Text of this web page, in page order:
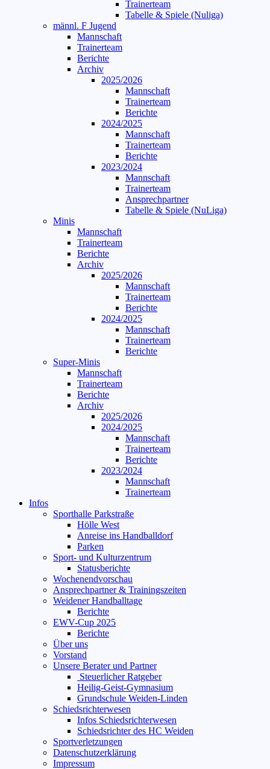
Trainerteam
Tabelle & Spiele (Nuliga)
männl. F Jugend
Mannschaft
Trainerteam
Berichte
Archiv
2025/2026
Mannschaft
Trainerteam
Berichte
2024/2025
Mannschaft
Trainerteam
Berichte
2023/2024
Mannschaft
Trainerteam
Ansprechpartner
Tabelle & Spiele (NuLiga)
Minis
Mannschaft
Trainerteam
Berichte
Archiv
2025/2026
Mannschaft
Trainerteam
Berichte
2024/2025
Mannschaft
Trainerteam
Berichte
Super-Minis
Mannschaft
Trainerteam
Berichte
Archiv
2025/2026
2024/2025
Mannschaft
Trainerteam
Berichte
2023/2024
Mannschaft
Trainerteam
Infos
Sporthalle Parkstraße
Hölle West
Anreise ins Handballdorf
Parken
Sport- und Kulturzentrum
Statusberichte
Wochenendvorschau
Ansprechpartner & Trainingszeiten
Weidener Handballtage
Berichte
EWV-Cup 2025
Berichte
Über uns
Vorstand
Unsere Berater und Partner
Steuerlicher Ratgeber
Heilig-Geist-Gymnasium
Grundschule Weiden-Linden
Schiedsrichterwesen
Infos Schiedsrichterwesen
Schiedsrichter des HC Weiden
Sportverletzungen
Datenschutzerklärung
Impressum